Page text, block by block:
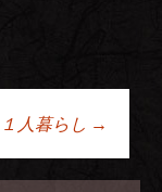
ショ
１人暮らし →